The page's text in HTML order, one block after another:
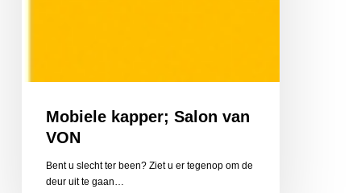
Mobiele kapper; Salon van
VON
Bent u slecht ter been? Ziet u er tegenop om de
deur uit te gaan…